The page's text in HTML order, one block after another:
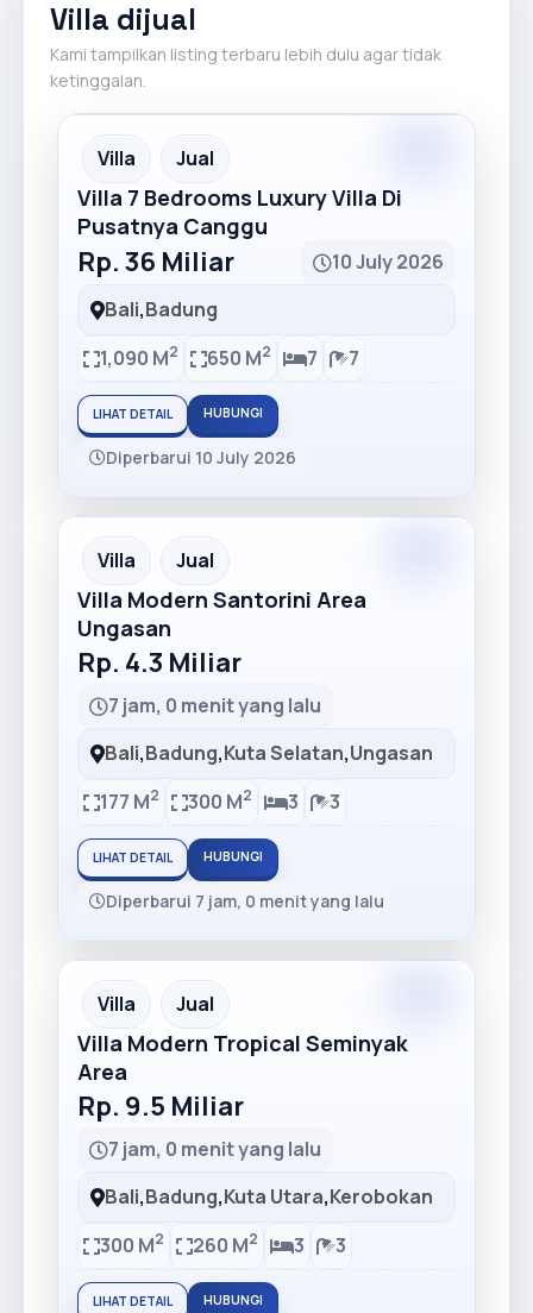
Villa dijual
Kami tampilkan listing terbaru lebih dulu agar tidak
ketinggalan.
Recommended
Villa Jual
Villa 7 Bedrooms Luxury Villa Di
Pusatnya Canggu
Rp. 36 Miliar
10 July 2026
Bali,Badung
1,090 M2 650 M2 7 7
LIHAT DETAIL HUBUNGI
Diperbarui 10 July 2026
Recommended
Villa Jual
Villa Modern Santorini Area
Ungasan
Rp. 4.3 Miliar
7 jam, 0 menit yang lalu
Bali,Badung,Kuta Selatan,Ungasan
177 M2 300 M2 3 3
LIHAT DETAIL HUBUNGI
Diperbarui 7 jam, 0 menit yang lalu
Recommended
Villa Jual
Villa Modern Tropical Seminyak
Area
Rp. 9.5 Miliar
7 jam, 0 menit yang lalu
Bali,Badung,Kuta Utara,Kerobokan
300 M2 260 M2 3 3
LIHAT DETAIL HUBUNGI